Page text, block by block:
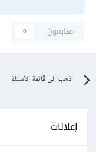
متابعون
0
اذهب إلى قائمة الأسئلة
إعلانات